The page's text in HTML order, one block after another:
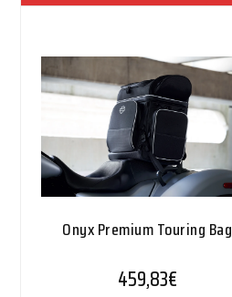
Onyx Premium Touring Bag
459,83€